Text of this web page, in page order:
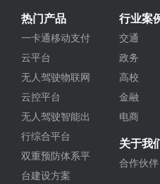
热门产品
一卡通移动支付
云平台
无人驾驶物联网
云控平台
无人驾驶智能出
行综合平台
双重预防体系平
台建设方案
行业案
交通
政务
高校
金融
电商
关于我
合作伙伴